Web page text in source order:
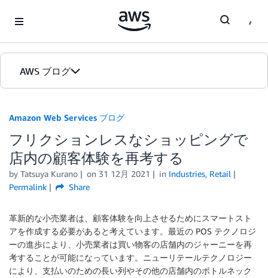
AWS ブログ
カテゴリ
エディション
Amazon Web Services ブログ
フリクションレスなショッピングで
店内の顧客体験を再考する
by Tatsuya Kurano on 31 12月 2021 in Industries, Retail
Permalink
Share
革新的な小売業者は、顧客体験を向上させるためにスマートスト
アを作成する必要があると考えています。最近の POS テクノロジ
ーの進歩により、小売業者は買い物客の店舗内のジャーニーを再
考することが可能になっています。ニューリテールテクノロジー
により、支払いのための長い列やその他の店舗内のボトルネック